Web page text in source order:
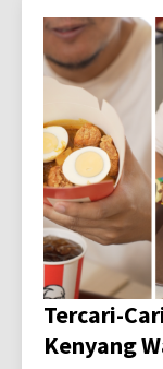
Tercari-
Kenyang